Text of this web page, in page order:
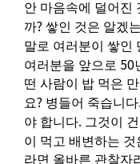
안 마음속에 덜어진
까? 쌓인 것은 알겠
말로 여러분이 쌓인
여러분을 앞으로 50
떤 사람이 밥 먹은
요? 병들어 죽습니다.
야 합니다. 그것이
이 먹고 배변하는 것
라면 올바른 관찰자